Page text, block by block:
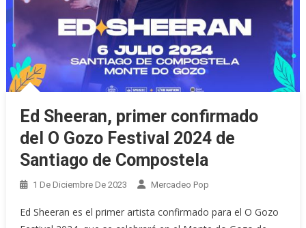
Ed Sheeran, primer confirmado
del O Gozo Festival 2024 de
Santiago de Compostela
1 De Diciembre De 2023 Mercadeo Pop
Ed Sheeran es el primer artista confirmado para el O Gozo